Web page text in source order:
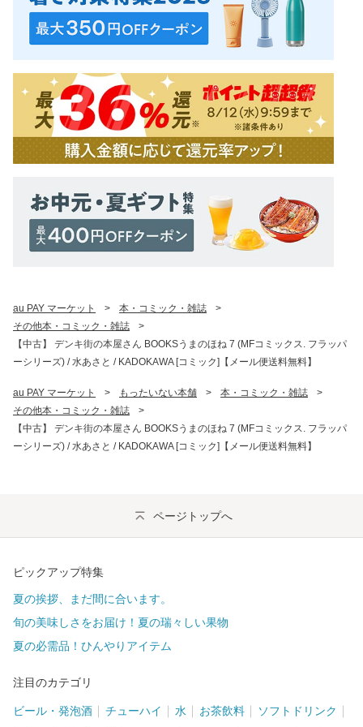
au PAY マーケット > 本・コミック・雑誌
>
その他本・コミック・雑誌
>
【中古】 デンキ街の本屋さん BOOKSうまのほね 7 (MFコミックス. フラッパ
ーシリーズ) / 水あさと / KADOKAWA [コミック]【メール便送料無料】
au PAY マーケット > もったいない本舗 > 本・コミック・雑誌
>
その他本・コミック・雑誌
>
【中古】 デンキ街の本屋さん BOOKSうまのほね 7 (MFコミックス. フラッパ
ーシリーズ) / 水あさと / KADOKAWA [コミック]【メール便送料無料】
ページトップへ
ピックアップ特集
夏の挨拶、まだ間に合います。
旬の美味しさをお届け！夏の瑞々しい果物
夏の必需品！ひんやりアイテム
注目のカテゴリ
ビール・発泡酒 チューハイ 水 お茶飲料 ソフトドリンク